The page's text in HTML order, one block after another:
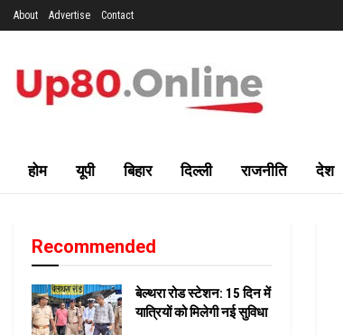
About Advertise Contact
होम यूपी बिहार दिल्ली राजनीति देश
Recommended
बेल्थरा रोड स्टेशन: 15 दिन में
यात्रियों को मिलेगी नई सुविधा